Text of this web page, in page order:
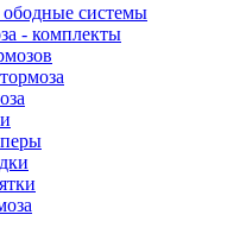
ободные системы
- комплекты